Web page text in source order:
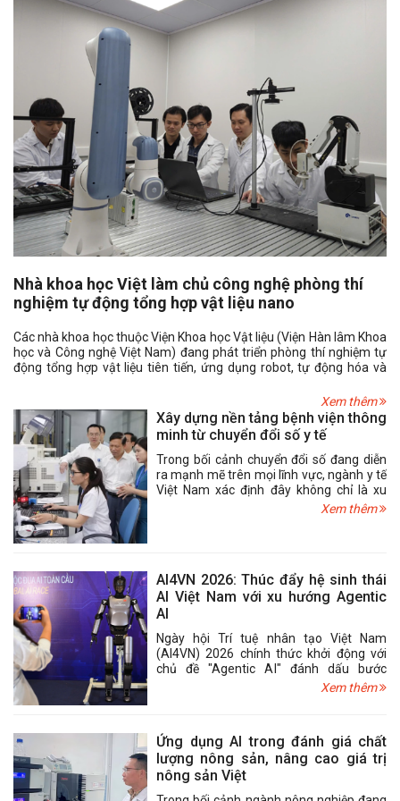
Nhà khoa học Việt làm chủ công nghệ phòng thí
nghiệm tự động tổng hợp vật liệu nano
Các nhà khoa học thuộc Viện Khoa học Vật liệu (Viện Hàn lâm Khoa
học và Công nghệ Việt Nam) đang phát triển phòng thí nghiệm tự
động tổng hợp vật liệu tiên tiến, ứng dụng robot, tự động hóa và
chính xác và tạo nền tảng cho việc khám phá các vật liệu mới phục
vụ nhiều lĩnh vực công nghệ cao.
Xem thêm
Xây dựng nền tảng bệnh viện thông
minh từ chuyển đổi số y tế
Trong bối cảnh chuyển đổi số đang diễn
ra mạnh mẽ trên mọi lĩnh vực, ngành y tế
Việt Nam xác định đây không chỉ là xu
hướng tất yếu mà còn là nền tảng quan
bệnh án điện tử, liên thông dữ liệu và ứng
dụng các công nghệ số đang từng bước
tạo dựng hạ tầng y tế hiện đại, lấy người
thống chăm sóc sức khỏe thông minh,
hiệu quả.
Xem thêm
AI4VN 2026: Thúc đẩy hệ sinh thái
AI Việt Nam với xu hướng Agentic
AI
Ngày hội Trí tuệ nhân tạo Việt Nam
(AI4VN) 2026 chính thức khởi động với
chủ đề "Agentic AI" đánh dấu bước
chuyển quan trọng của trí tuệ nhân tạo từ
động thực hiện các nhiệm vụ phức tạp.
Sự kiện tiếp tục khẳng định vai trò là diễn
đàn uy tín kết nối cơ quan quản lý, doanh
Xem thêm
Ứng dụng AI trong đánh giá chất
lượng nông sản, nâng cao giá trị
nông sản Việt